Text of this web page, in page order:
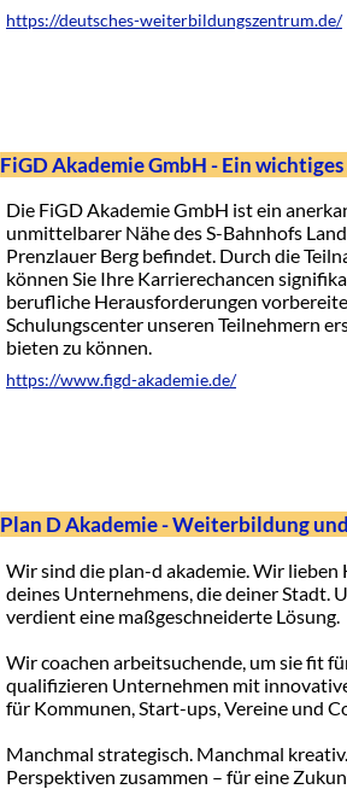
https://deutsches-weiterbildungszentrum.de/
FiGD Akademie GmbH - Ein
Die FiGD Akademie GmbH ist ein
unmittelbarer Nähe des S-Bahnhofs
Prenzlauer Berg befindet. Durch die
können Sie Ihre Karrierechancen
berufliche Herausforderungen
Schulungscenter unseren Teilnehmern
bieten zu können.
https://www.figd-akademie.de/
Plan D Akademie - Weiterbildung
Wir sind die plan-d akademie. Wir
deines Unternehmens, die deiner Stadt.
verdient eine maßgeschneiderte Lösung.
Wir coachen arbeitsuchende, um sie fit
qualifizieren Unternehmen mit
für Kommunen, Start-ups, Vereine und
Manchmal strategisch. Manchmal
Perspektiven zusammen – für eine